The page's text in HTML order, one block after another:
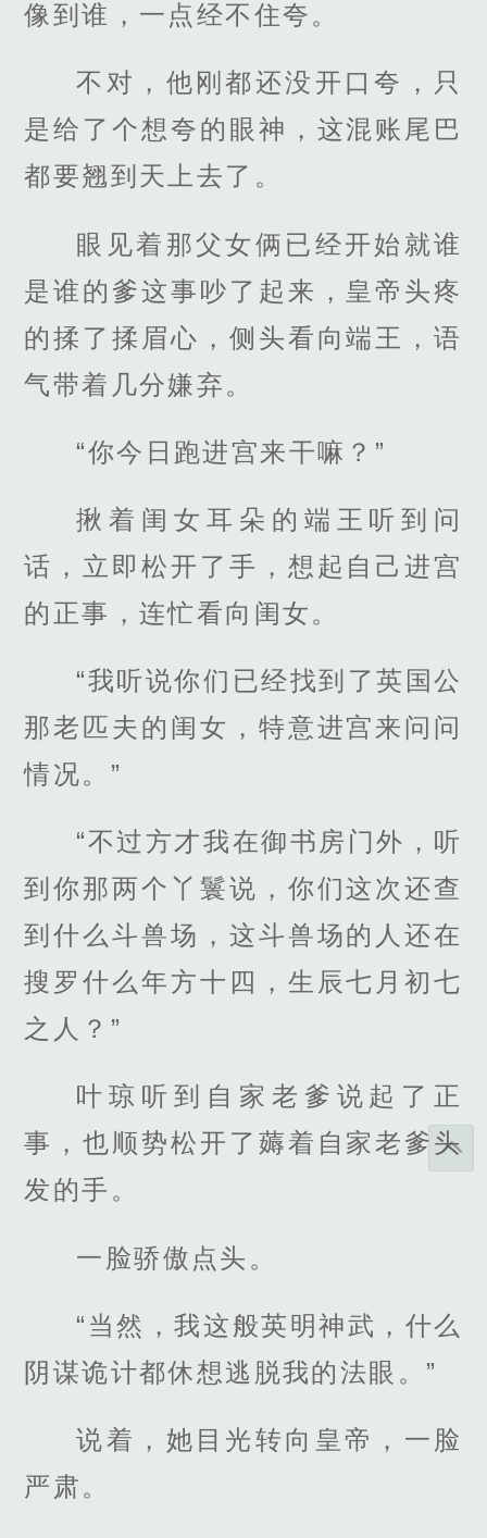
像到谁，一点经不住夸。
不对，他刚都还没开口夸，只
是给了个想夸的眼神，这混账尾巴
都要翘到天上去了。
眼见着那父女俩已经开始就谁
是谁的爹这事吵了起来，皇帝头疼
的揉了揉眉心，侧头看向端王，语
气带着几分嫌弃。
“你今日跑进宫来干嘛？”
揪着闺女耳朵的端王听到问
话，立即松开了手，想起自己进宫
的正事，连忙看向闺女。
“我听说你们已经找到了英国公
那老匹夫的闺女，特意进宫来问问
情况。”
“不过方才我在御书房门外，听
到你那两个丫鬟说，你们这次还查
到什么斗兽场，这斗兽场的人还在
搜罗什么年方十四，生辰七月初七
之人？”
叶琼听到自家老爹说起了正
事，也顺势松开了薅着自家老爹头
发的手。
一脸骄傲点头。
“当然，我这般英明神武，什么
阴谋诡计都休想逃脱我的法眼。”
说着，她目光转向皇帝，一脸
严肃。